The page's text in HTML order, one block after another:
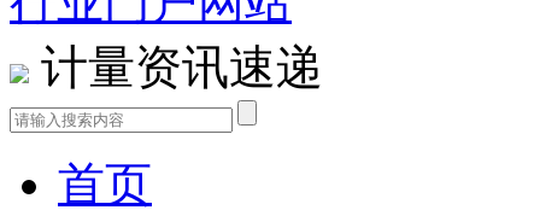
计量资讯速递
首页